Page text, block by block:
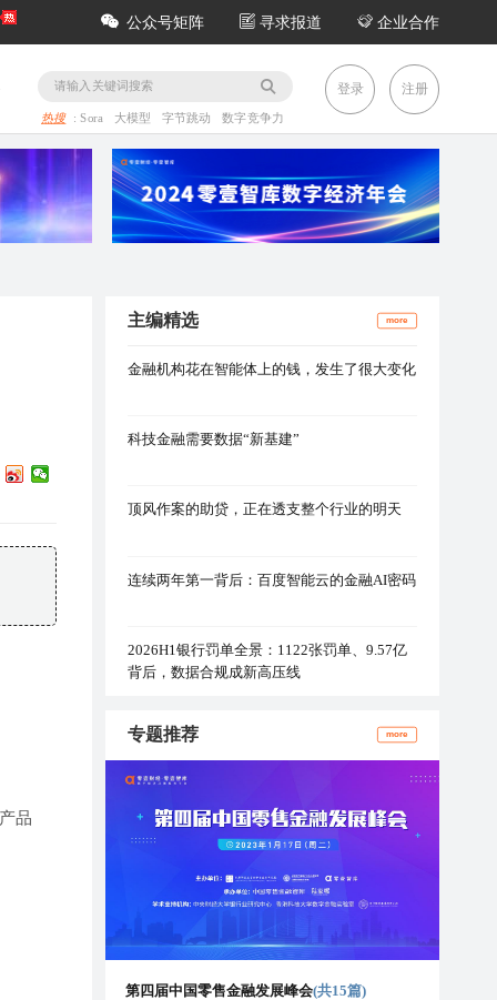
公众号矩阵 寻求报道 企业合作
热搜 :Sora 大模型 字节跳动 数字竞争力
登录 注册
品
主编精选 more
金融机构花在智能体上的钱，发生了很大变化
科技金融需要数据“新基建”
顶风作案的助贷，正在透支整个行业的明天
连续两年第一背后：百度智能云的金融AI密码
2026H1银行罚单全景：1122张罚单、9.57亿
背后，数据合规成新高压线
专题推荐 more
第四届中国零售金融发展峰会(共15篇)